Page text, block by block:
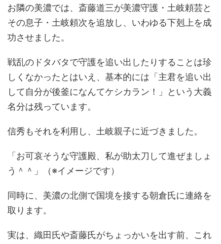
お隣の美濃では、斎藤道三が美濃守護・土岐頼芸と
その息子・土岐頼次を追放し、いわゆる下剋上を成
功させました。
戦乱のドタバタで守護を追い出したりすることは珍
しくなかったとはいえ、基本的には「主君を追い出
して自分が後釜になんてケシカラン！」という大義
名分は残っています。
信秀もそれを利用し、土岐親子に近づきました。
「お可哀そうな守護殿、私が助太刀して進ぜましょ
う＾＾」（※イメージです）
同時に、美濃の北側で国境を接する朝倉氏に連絡を
取ります。
実は、織田氏や斎藤氏がちょっかいを出す前、これ